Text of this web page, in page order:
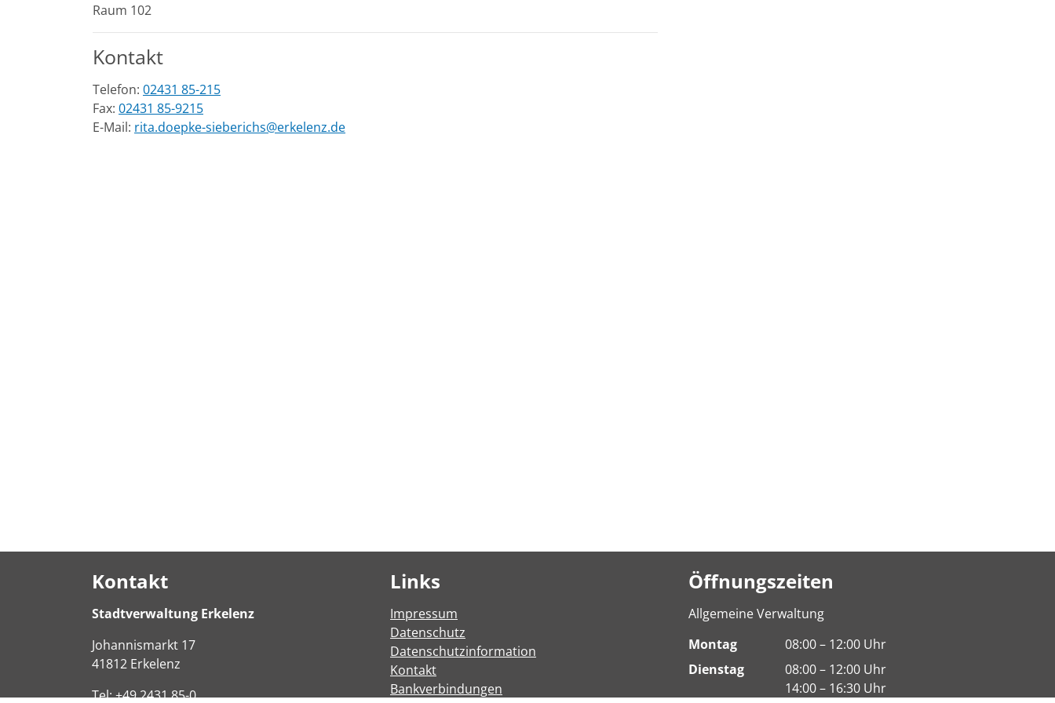
Raum 102
Kontakt
Telefon: 02431 85-215
Fax: 02431 85-9215
E-Mail: rita.doepke-sieberichs@erkelenz.de
Kontakt
Stadtverwaltung Erkelenz
Johannismarkt 17
41812 Erkelenz
Tel:+49 2431 85-0
Links
Impressum
Datenschutz
Datenschutzinformation
Kontakt
Bankverbindungen
Öffnungszeiten
Allgemeine Verwaltung
Montag
08:00 – 12:00 Uhr
Dienstag
08:00 – 12:00 Uhr
14:00 – 16:30 Uhr